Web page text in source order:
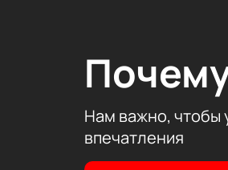
Нам важно, чтобы
впечатления